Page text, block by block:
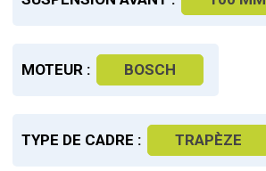
MOTEUR : BOSCH
TYPE DE CADRE : TRAPÈZE